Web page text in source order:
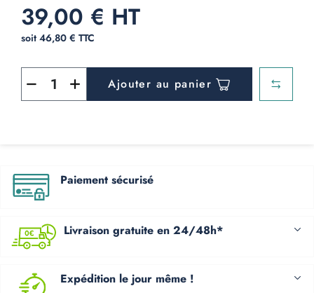
39,00 € HT
soit 46,80 € TTC
Ajouter au panier
Paiement sécurisé
Livraison gratuite en 24/48h*
Expédition le jour même !